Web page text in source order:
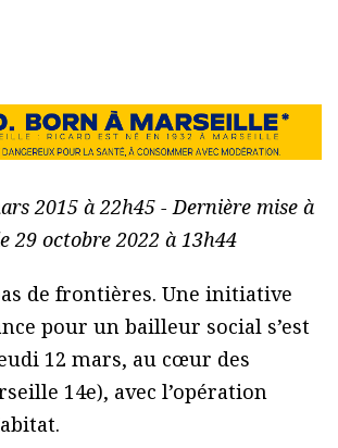
2015 à 22h45 - Dernière mise à
29 octobre 2022 à 13h44
de frontières. Une initiative
pour un bailleur social s’est
12 mars, au cœur des
14e), avec l’opération